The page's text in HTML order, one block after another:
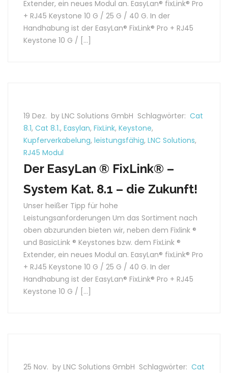
Extender, ein neues Modul an. EasyLan® fixLink® Pro
+ RJ45 Keystone 10 G / 25 G / 40 G. In der
Handhabung ist der EasyLan® FixLink® Pro + RJ45
Keystone 10 G / […]
19 Dez. by LNC Solutions GmbH Schlagwörter: Cat
8.1, Cat 8.1., Easylan, FixLink, Keystone,
Kupferverkabelung, leistungsfähig, LNC Solutions,
RJ45 Modul
Der EasyLan ® FixLink® –
System Kat. 8.1 – die Zukunft!
Unser heißer Tipp für hohe
Leistungsanforderungen Um das Sortiment nach
oben abzurunden bieten wir, neben dem Fixlink ®
und BasicLink ® Keystones bzw. dem FixLink ®
Extender, ein neues Modul an. EasyLan® fixLink® Pro
+ RJ45 Keystone 10 G / 25 G / 40 G. In der
Handhabung ist der EasyLan® FixLink® Pro + RJ45
Keystone 10 G / […]
25 Nov. by LNC Solutions GmbH Schlagwörter: Cat